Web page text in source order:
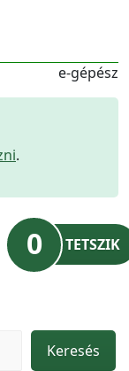
e-gépész
.
0 TETSZIK
Keresés